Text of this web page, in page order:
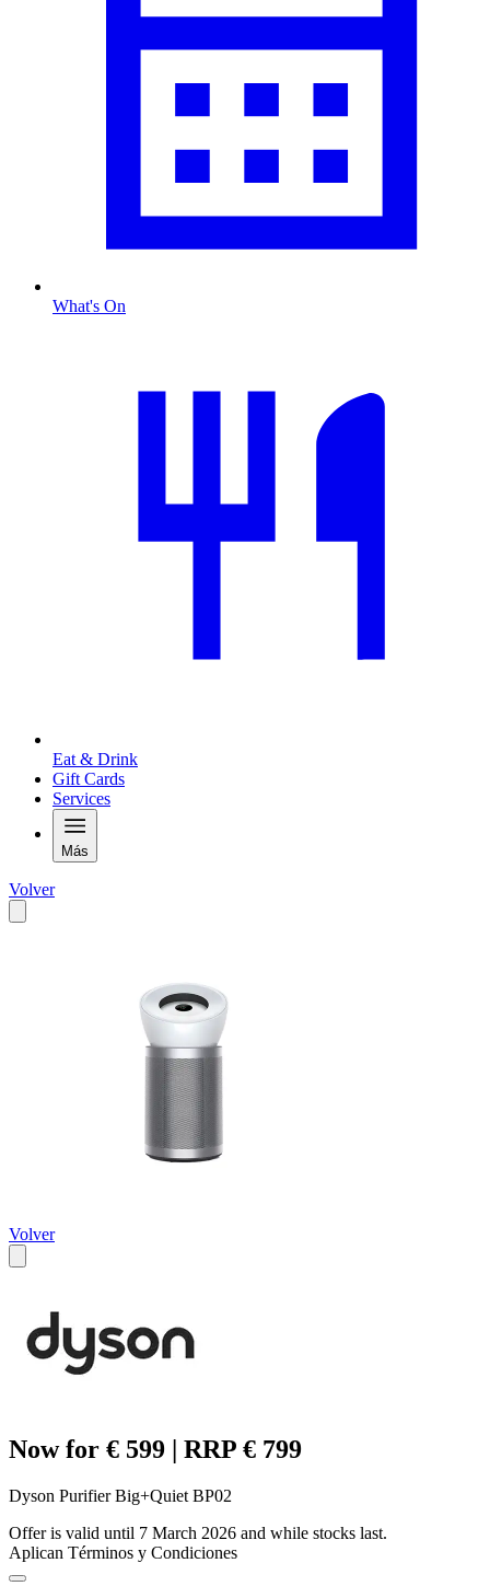
What's On
Eat & Drink
Gift Cards
Services
Más
Volver
Volver
Now for € 599 | RRP € 799
Dyson Purifier Big+Quiet BP02
Offer is valid until 7 March 2026 and while stocks last.
Aplican Términos y Condiciones